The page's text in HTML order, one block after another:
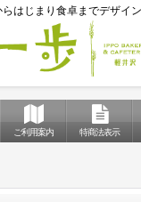
らはじまり食卓までデザイ
ご利用案内 特商法表示